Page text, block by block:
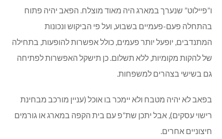
ו”פיילוט” שנערך במארג היה מאוד מוצלח. הפאב יהיה פתוח
בהתחלה פעם-פעמיים בשבוע, ועל פי הביקוש ונכונות
המתנדבים, יופעל יותר פעמים, כולל אפשרות להופעות, בתחילה
של להקות מקומיות, ללא תשלום. כן תישקל האפשרות לפתיחה
גם בשישי בצהרים למשפחות.
בפאב לא יהיה מטבח ולא יימכר בו אוכל (עניין מורכב מבחינת
רישוי עסקים), אבל יתכן שת”פ עם בית הקפה במארג או גורמים
חיצוניים אחרים.